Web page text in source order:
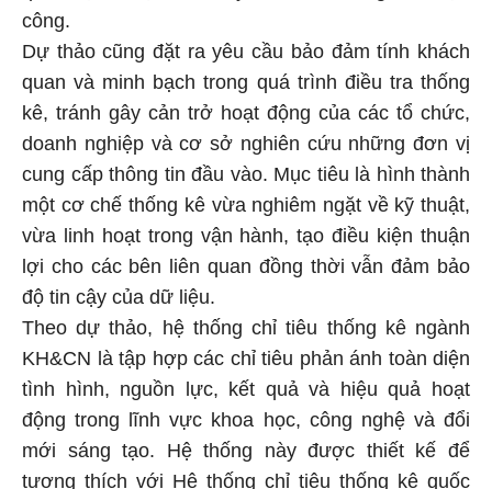
công.
Dự thảo cũng đặt ra yêu cầu bảo đảm tính khách
quan và minh bạch trong quá trình điều tra thống
kê, tránh gây cản trở hoạt động của các tổ chức,
doanh nghiệp và cơ sở nghiên cứu những đơn vị
cung cấp thông tin đầu vào. Mục tiêu là hình thành
một cơ chế thống kê vừa nghiêm ngặt về kỹ thuật,
vừa linh hoạt trong vận hành, tạo điều kiện thuận
lợi cho các bên liên quan đồng thời vẫn đảm bảo
độ tin cậy của dữ liệu.
Theo dự thảo, hệ thống chỉ tiêu thống kê ngành
KH&CN là tập hợp các chỉ tiêu phản ánh toàn diện
tình hình, nguồn lực, kết quả và hiệu quả hoạt
động trong lĩnh vực khoa học, công nghệ và đổi
mới sáng tạo. Hệ thống này được thiết kế để
tương thích với Hệ thống chỉ tiêu thống kê quốc